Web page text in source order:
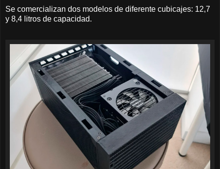
Se comercializan dos modelos de diferente cubicajes: 12,7
y 8,4 litros de capacidad.